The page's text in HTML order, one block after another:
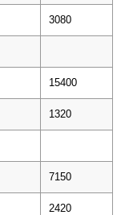
3080
15400
1320
7150
2420